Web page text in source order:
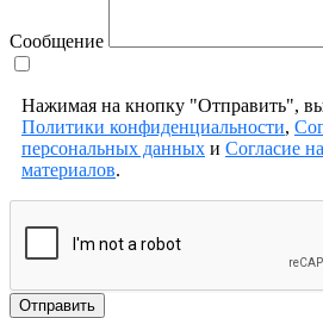
Сообщение
Нажимая на кнопку "Отправить",
Политики конфиденциальности,
персональных данных и Согласие
материалов.
Отправить